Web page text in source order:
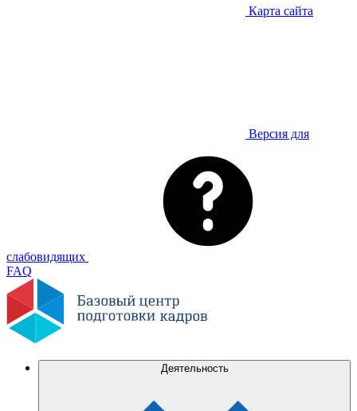
Карта сайта
Версия для
слабовидящих
FAQ
Деятельность